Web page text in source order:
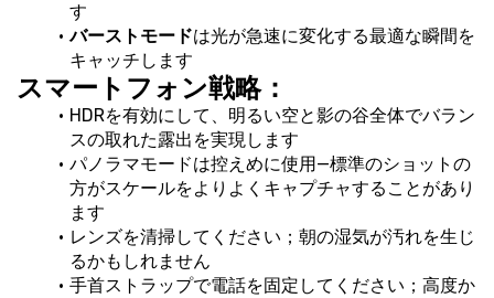
す
バーストモードは光が急速に変化する最適な瞬間を
キャッチします
スマートフォン戦略：
HDRを有効にして、明るい空と影の谷全体でバラン
スの取れた露出を実現します
パノラマモードは控えめに使用—標準のショットの
方がスケールをよりよくキャプチャすることがあり
ます
レンズを清掃してください；朝の湿気が汚れを生じ
るかもしれません
手首ストラップで電話を固定してください；高度か